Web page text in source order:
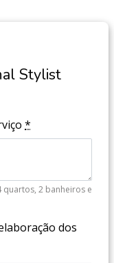
Stylist
*
quartos, 2 banheiros e
dos